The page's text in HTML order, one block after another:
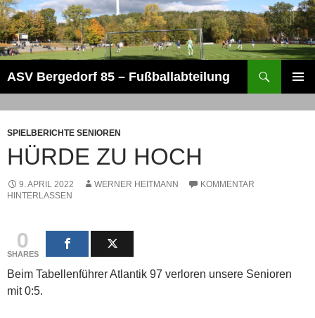
Zum
Inhalt
springen
ASV Bergedorf 85 – Fußballabteilung
MENÜ
SPIELBERICHTE SENIOREN
HÜRDE ZU HOCH
9. APRIL 2022 WERNER HEITMANN
KOMMENTAR
HINTERLASSEN
0
SHARES
Beim Tabellenführer Atlantik 97 verloren unsere Senioren
mit 0:5.